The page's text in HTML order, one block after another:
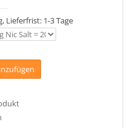
Lieferfrist: 1-3 Tage